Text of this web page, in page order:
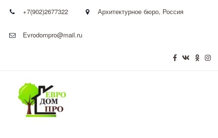
+7(902)2677322 Архитектурное бюро, Россия
Evrodompro@mail.ru